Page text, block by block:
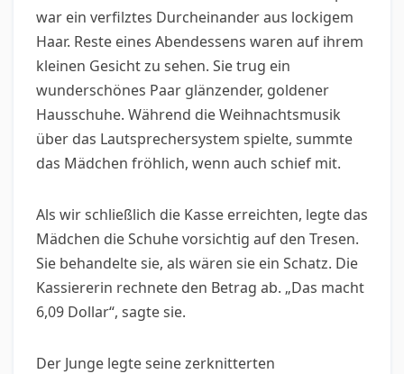
war ein verfilztes Durcheinander aus lockigem
Haar. Reste eines Abendessens waren auf ihrem
kleinen Gesicht zu sehen. Sie trug ein
wunderschönes Paar glänzender, goldener
Hausschuhe. Während die Weihnachtsmusik
über das Lautsprechersystem spielte, summte
das Mädchen fröhlich, wenn auch schief mit.
Als wir schließlich die Kasse erreichten, legte das
Mädchen die Schuhe vorsichtig auf den Tresen.
Sie behandelte sie, als wären sie ein Schatz. Die
Kassiererin rechnete den Betrag ab. „Das macht
6,09 Dollar“, sagte sie.
Der Junge legte seine zerknitterten